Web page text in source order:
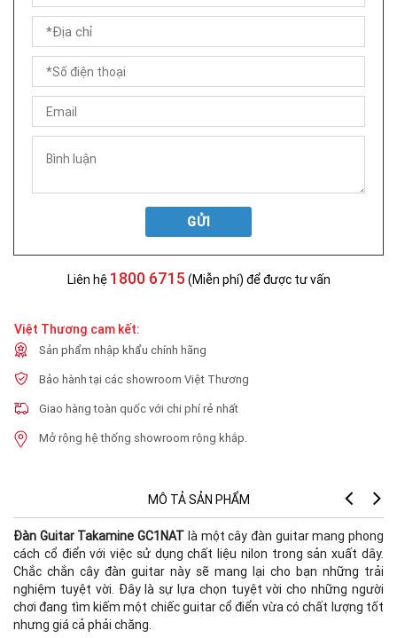
GỬI
Liên hệ 1800 6715 (Miễn phí) để được tư vấn
Việt Thương cam kết:
Sản phẩm nhập khẩu chính hãng
Bảo hành tại các showroom Việt Thương
Giao hàng toàn quốc với chi phí rẻ nhất
Mở rộng hệ thống showroom rộng khắp.
MÔ TẢ SẢN PHẨM
Đàn Guitar Takamine GC1NAT là một cây đàn guitar mang phong
cách cổ điển với việc sử dụng chất liệu nilon trong sản xuất dây.
Chắc chắn cây đàn guitar này sẽ mang lại cho bạn những trải
nghiệm tuyệt vời. Đây là sự lựa chọn tuyệt vời cho những người
chơi đang tìm kiếm một chiếc guitar cổ điển vừa có chất lượng tốt
nhưng giá cả phải chăng.